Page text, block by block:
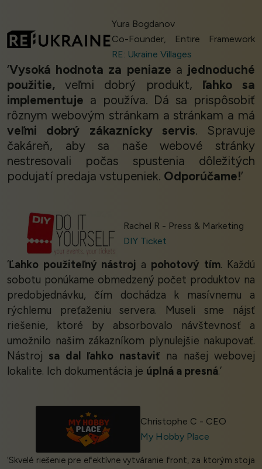
Yura Bogdanov
Co-Founder, Entire Framework
RE: Ukraine Villages
‘Vysoká hodnota za peniaze a jednoduché
použitie, veľmi dobrý produkt, ľahko sa
implementuje a používa. Dá sa prispôsobiť
rôznym webovým stránkam a stránkam a má
veľmi dobrý zákaznícky servis. Spravuje
čakáreň, aby sa naše webové stránky
nestresovali počas spustenia dôležitých
podujatí predaja vstupeniek. Odporúčame!’
Rachel R - Press & Marketing
DIY Ticket
‘Ľahko použiteľný nástroj a pohotový tím. Každú
sobotu ponúkame obmedzený počet produktov na
predobjednávku, čím dochádza k masívnemu a
rýchlemu preťaženiu servera. Museli sme nájsť
riešenie, ktoré by absorbovalo návštevnosť a
umožnilo našim zákazníkom plynulejšie nakupovať.
Nástroj sa dal ľahko nastaviť na našej webovej
lokalite. Ich dokumentácia je úplná a presná.’
Christophe C - CEO
My Hobby Place
‘Skvelé riešenie pre efektívne vytváranie front, za ktorým stoja